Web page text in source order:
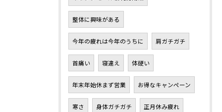
整体に興味がある
今年の疲れは今年のうちに 肩ガチガチ
首痛い 寝違え 体硬い
年末年始休まず営業 お得なキャンペーン
寒さ 身体ガチガチ 正月休み疲れ